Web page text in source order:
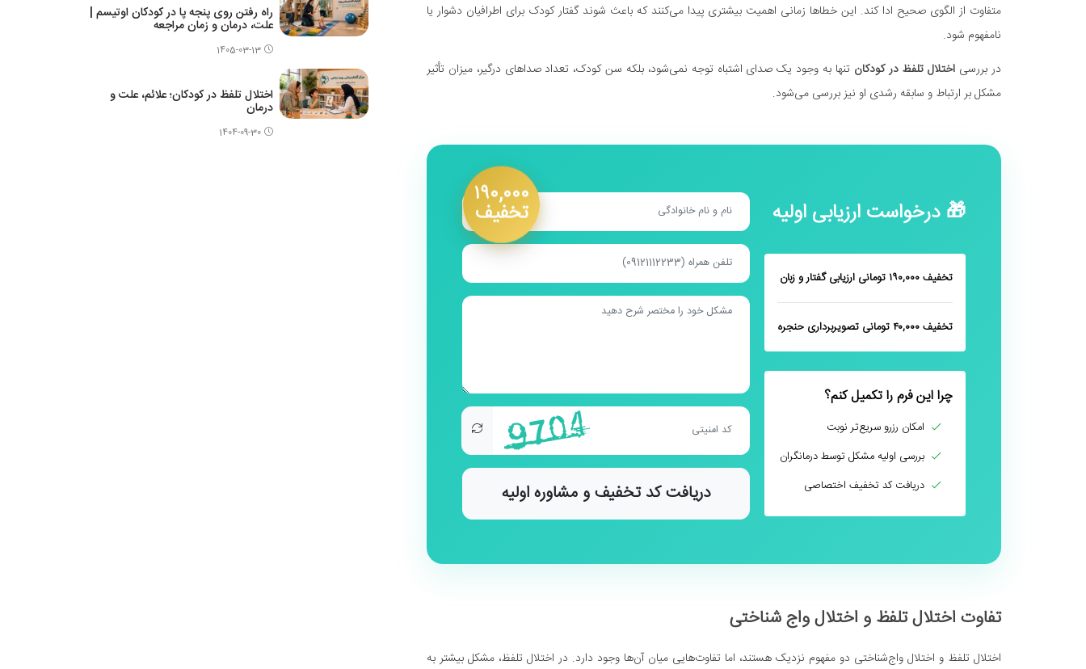
متفاوت از الگوی صحیح ادا کند. این خطاها زمانی اهمیت بیشتری پیدا می‌کنند که باعث شوند گفتار کودک برای اطرافیان دشوار یا
نامفهوم شود.
در بررسی اختلال تلفظ در کودکان تنها به وجود یک صدای اشتباه توجه نمی‌شود، بلکه سن کودک، تعداد صداهای درگیر، میزان تأثیر
مشکل بر ارتباط و سابقه رشدی او نیز بررسی می‌شود.
🎁 درخواست ارزیابی اولیه
تخفیف ۱۹۰,۰۰۰ تومانی ارزیابی گفتار و زبان
تخفیف ۴۰,۰۰۰ تومانی تصویربرداری حنجره
چرا این فرم را تکمیل کنم؟
امکان رزرو سریع‌تر نوبت
بررسی اولیه مشکل توسط درمانگران
دریافت کد تخفیف اختصاصی
۱۹۰,۰۰۰
تخفیف
دریافت کد تخفیف و مشاوره اولیه
تفاوت اختلال تلفظ و اختلال واج شناختی
اختلال تلفظ و اختلال واج‌شناختی دو مفهوم نزدیک هستند، اما تفاوت‌هایی میان آن‌ها وجود دارد. در اختلال تلفظ، مشکل بیشتر به
راه رفتن روی پنجه پا در کودکان اوتیسم |
علت، درمان و زمان مراجعه
1405-03-13
اختلال تلفظ در کودکان؛ علائم، علت و
درمان
1404-09-30